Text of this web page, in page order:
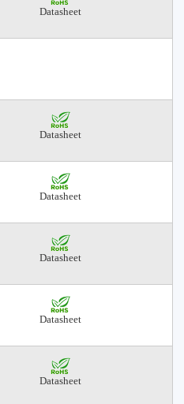
Datasheet
Datasheet
Datasheet
Datasheet
Datasheet
Datasheet